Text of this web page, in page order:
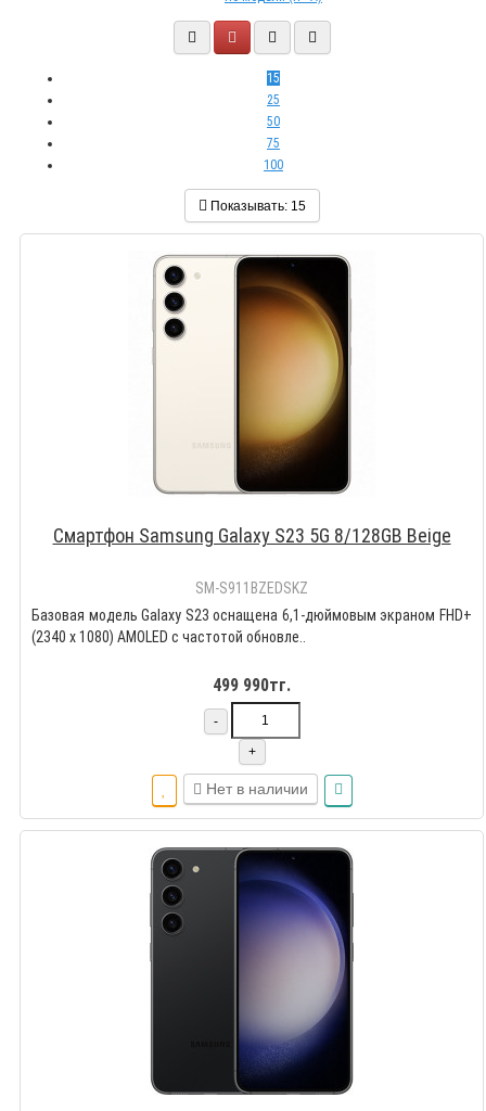
15
25
50
75
100
Показывать: 15
Смартфон Samsung Galaxy S23 5G 8/128GB Beige
SM-S911BZEDSKZ
Базовая модель Galaxy S23 оснащена 6,1-дюймовым экраном FHD+
(2340 x 1080) AMOLED с частотой обновле..
499 990тг.
-
+
Нет в наличии